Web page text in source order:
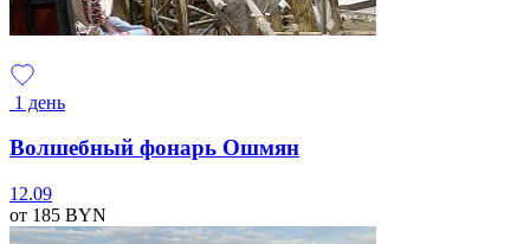
1 день
Волшебный фонарь Ошмян
12.09
от 185 BYN